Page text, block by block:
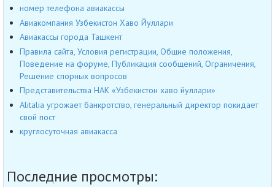
номер телефона авиакассы
Авиакомпания Узбекистон Хаво Йуллари
Авиакассы города Ташкент
Правила сайта, Условия регистрации, Общие положения,
Поведение на форуме, Публикация сообщений, Ограничения,
Решение спорных вопросов
Представительства НАК «Узбекистон хаво йуллари»
Alitalia угрожает банкротство, генеральный директор покидает
свой пост
круглосуточная авиакасса
Последние просмотры: